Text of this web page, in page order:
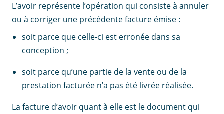
L’avoir représente l’opération qui consiste à annuler
ou à corriger une précédente facture émise :
soit parce que celle-ci est erronée dans sa
conception ;
soit parce qu’une partie de la vente ou de la
prestation facturée n’a pas été livrée réalisée.
La facture d’avoir quant à elle est le document qui